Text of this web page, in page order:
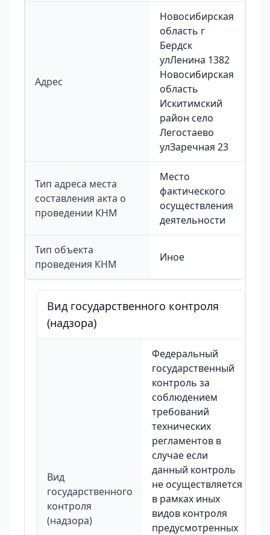
Адрес
Новосибирская
область г
Бердск
улЛенина 1382
Новосибирская
область
Искитимский
район село
Легостаево
улЗаречная 23
Тип адреса места
составления акта о
проведении КНМ
Место
фактического
осуществления
деятельности
Тип объекта
проведения КНМ
Иное
Вид государственного контроля
(надзора)
Вид
государственного
контроля
(надзора)
Федеральный
государственный
контроль за
соблюдением
требований
технических
регламентов в
случае если
данный контроль
не осуществляется
в рамках иных
видов контроля
предусмотренных